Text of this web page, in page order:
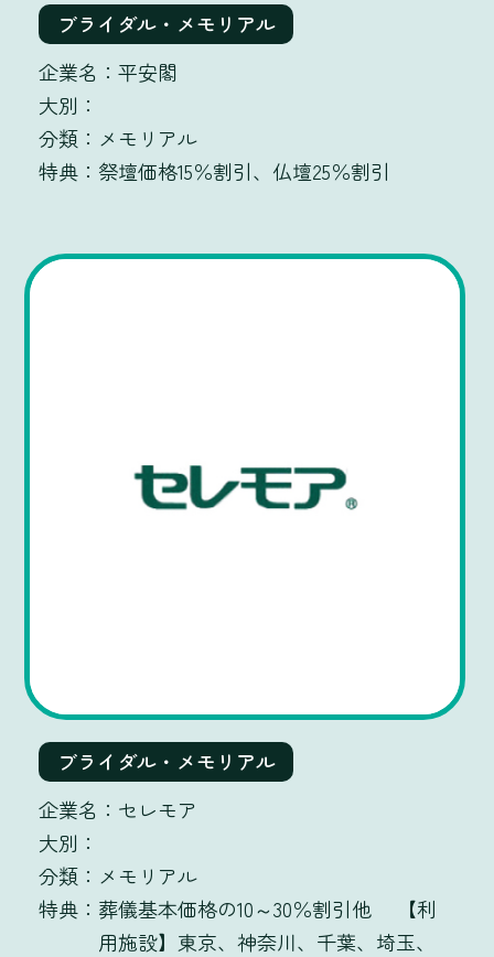
ブライダル・メモリアル
平安閣
メモリアル
祭壇価格15％割引、仏壇25％割引
ブライダル・メモリアル
セレモア
メモリアル
葬儀基本価格の10～30％割引他 【利
用施設】東京、神奈川、千葉、埼玉、